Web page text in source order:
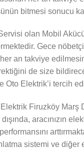
bitmesi sonucu
olan Mobil
Gece
an takviye
de size
Oto Elektrik’i tercih
Firuzköy
aracınızın
sistemi ve diğer